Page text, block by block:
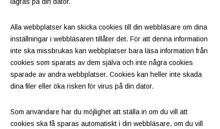
Alla webbplatser kan skicka cookies till din webbläsare om dina
inställningar i webbläsaren tillåter det. För att denna information
inte ska missbrukas kan webbplatser bara läsa information från
cookies som sparats av dem själva och inte några cookies
sparade av andra webbplatser. Cookies kan heller inte skada
dina filer eller öka risken för virus på din dator.
Som användare har du möjlighet att ställa in om du vill att
cookies ska få sparas automatiskt i din webbläsare, om du vill